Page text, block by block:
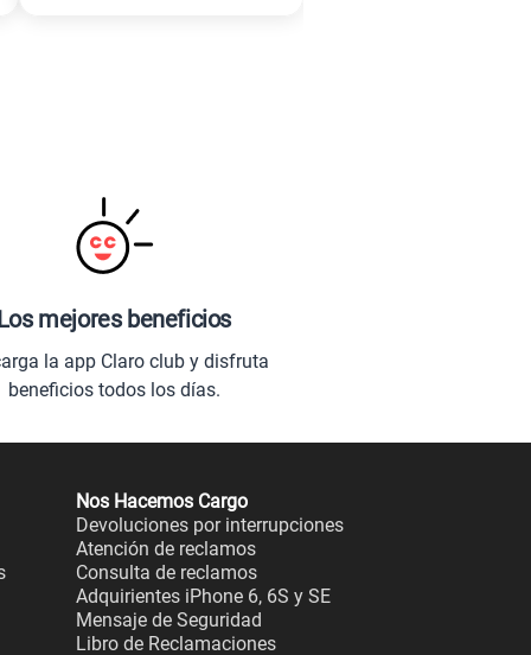
mejores beneficios
la app Claro club y disfruta
beneficios todos los días.
Nos Hacemos Cargo
Devoluciones por interrupciones
Atención de reclamos
Consulta de reclamos
Adquirientes iPhone 6, 6S y SE
Mensaje de Seguridad
Libro de Reclamaciones